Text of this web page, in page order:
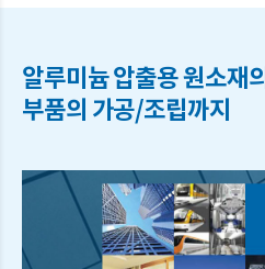
알루미늄 압출용 원소재
부품의 가공/조립까지